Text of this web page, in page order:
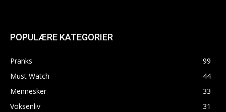
POPULÆRE KATEGORIER
Pranks
99
Must Watch
44
Mennesker
33
Voksenliv
31